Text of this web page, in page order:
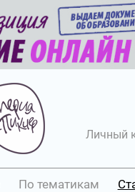
Личный
По тематикам